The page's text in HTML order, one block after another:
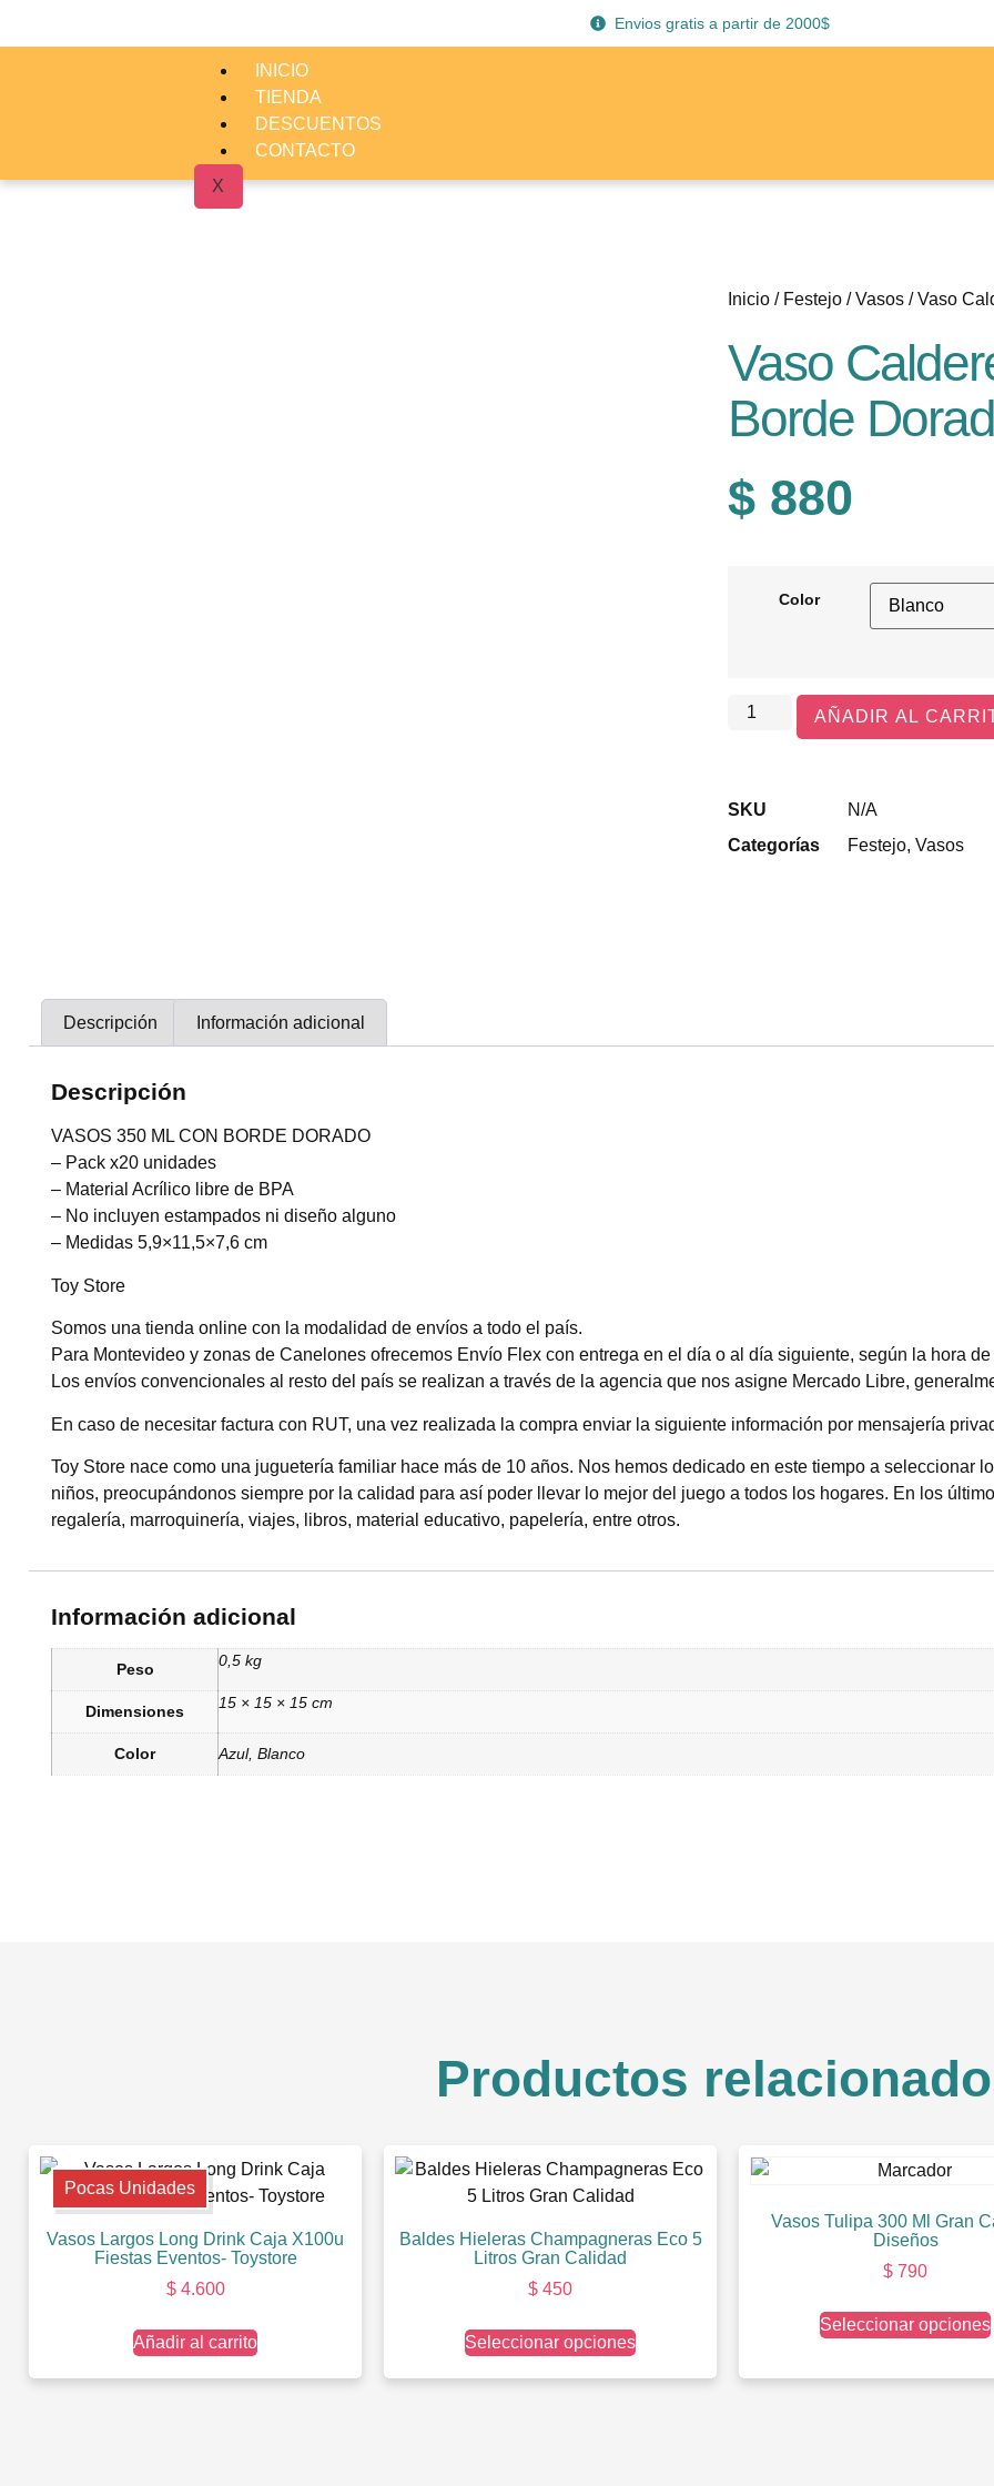
Envios gratis a partir de 2000$
INICIO
TIENDA
DESCUENTOS
CONTACTO
X
Inicio / Festejo /Vasos / Vaso
Vaso
Borde
$ 880
Color
AÑADIR AL
SKU
N/A
Categorías
Festejo, Vasos
Descripción Información adicional
Descripción
VASOS 350 ML CON BORDE DORADO
– Pack x20 unidades
– Material Acrílico libre de BPA
– No incluyen estampados ni diseño alguno
– Medidas 5,9×11,5×7,6 cm
Toy Store
Somos una tienda online con la modalidad de envíos a todo el país.
Para Montevideo y zonas de Canelones ofrecemos Envío Flex con entrega en el día o al día siguiente, según la hora
Los envíos convencionales al resto del país se realizan a través de la agencia que nos asigne Mercado Libre,
En caso de necesitar factura con RUT, una vez realizada la compra enviar la siguiente información por mensajería
Toy Store nace como una juguetería familiar hace más de 10 años. Nos hemos dedicado en este tiempo a seleccionar
niños, preocupándonos siempre por la calidad para así poder llevar lo mejor del juego a todos los hogares. En los
regalería, marroquinería, viajes, libros, material educativo, papelería, entre otros.
Información adicional
Peso 0,5 kg
Dimensiones 15 × 15 × 15 cm
Color Azul, Blanco
Productos
Pocas Unidades
Vasos Largos Long Drink Caja X100u
Fiestas Eventos- Toystore
$4.600
Añadir al carrito
Baldes Hieleras Champagneras Eco 5
Litros Gran Calidad
$ 450
Seleccionar opciones
Vasos Tulipa 300 Ml Gran
Diseños
$ 790
Seleccionar opciones